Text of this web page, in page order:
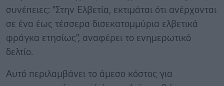
συνέπειες: "Στην Ελβετία, εκτιμάται ότι ανέρχονται
σε ένα έως τέσσερα δισεκατομμύρια ελβετικά
φράγκα ετησίως", αναφέρει το ενημερωτικό
δελτίο.
Αυτό περιλαμβάνει το άμεσο κόστος για